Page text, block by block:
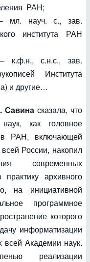
РАН;
мл. науч. с., зав.
института РАН
к.ф.н., с.н.с., зав.
Института
и другие…
Савина сказала, что
как головное
РАН, включающей
России, накопил
современных
архивного
на инициативной
программное
которого
информатизации
всей Академии наук.
реализации